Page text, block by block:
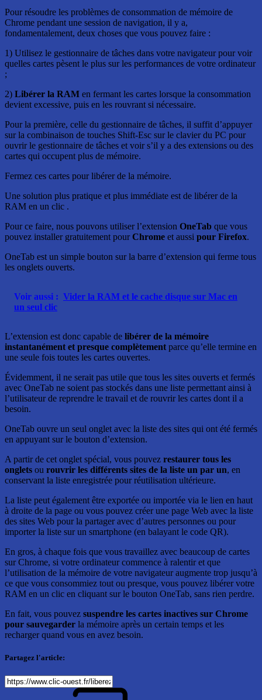
Pour résoudre les problèmes de consommation de mémoire de
Chrome pendant une session de navigation, il y a,
fondamentalement, deux choses que vous pouvez faire :
1) Utilisez le gestionnaire de tâches dans votre navigateur pour voir
quelles cartes pèsent le plus sur les performances de votre ordinateur
;
2) Libérer la RAM en fermant les cartes lorsque la consommation
devient excessive, puis en les rouvrant si nécessaire.
Pour la première, celle du gestionnaire de tâches, il suffit d’appuyer
sur la combinaison de touches Shift-Esc sur le clavier du PC pour
ouvrir le gestionnaire de tâches et voir s’il y a des extensions ou des
cartes qui occupent plus de mémoire.
Fermez ces cartes pour libérer de la mémoire.
Une solution plus pratique et plus immédiate est de libérer de la
RAM en un clic .
Pour ce faire, nous pouvons utiliser l’extension OneTab que vous
pouvez installer gratuitement pourChrome et aussi pour Firefox.
OneTab est un simple bouton sur la barre d’extension qui ferme tous
les onglets ouverts.
Voir aussi : Vider la RAM et le cache disque sur Mac en
un seul clic
L’extension est donc capable de libérer de la mémoire
instantanément et presque complètement parce qu’elle termine en
une seule fois toutes les cartes ouvertes.
Évidemment, il ne serait pas utile que tous les sites ouverts et fermés
avec OneTab ne soient pas stockés dans une liste permettant ainsi à
l’utilisateur de reprendre le travail et de rouvrir les cartes dont il a
besoin.
OneTab ouvre un seul onglet avec la liste des sites qui ont été fermés
en appuyant sur le bouton d’extension.
A partir de cet onglet spécial, vous pouvez restaurer tous les
onglets ou rouvrir les différents sites de la liste un par un, en
conservant la liste enregistrée pour réutilisation ultérieure.
La liste peut également être exportée ou importée via le lien en haut
à droite de la page ou vous pouvez créer une page Web avec la liste
des sites Web pour la partager avec d’autres personnes ou pour
importer la liste sur un smartphone (en balayant le code QR).
En gros, à chaque fois que vous travaillez avec beaucoup de cartes
sur Chrome, si votre ordinateur commence à ralentir et que
l’utilisation de la mémoire de votre navigateur augmente trop jusqu’à
ce que vous consommiez tout ou presque, vous pouvez libérer votre
RAM en un clic en cliquant sur le bouton OneTab, sans rien perdre.
En fait, vous pouvez suspendre les cartes inactives sur Chrome
pour sauvegarder la mémoire après un certain temps et les
recharger quand vous en avez besoin.
Partagez l'article: